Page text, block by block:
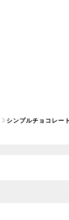
シンプルチョコレー